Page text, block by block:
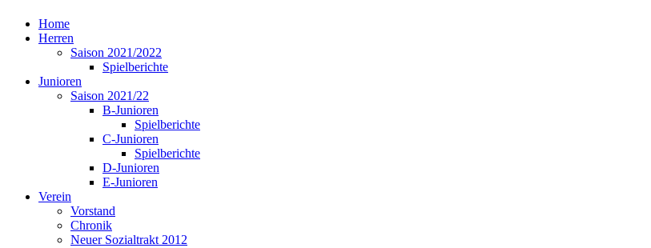
Home
Herren
Saison 2021/2022
Spielberichte
Junioren
Saison 2021/22
B-Junioren
Spielberichte
C-Junioren
Spielberichte
D-Junioren
E-Junioren
Verein
Vorstand
Chronik
Neuer Sozialtrakt 2012